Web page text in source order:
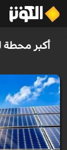
أكبر محطة